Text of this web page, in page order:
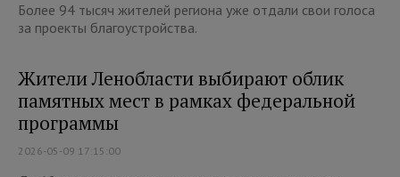
Более 94 тысяч жителей региона уже отдали свои голоса
за проекты благоустройства.
Жители Ленобласти выбирают облик
памятных мест в рамках федеральной
программы
2026-05-09 17:15:00